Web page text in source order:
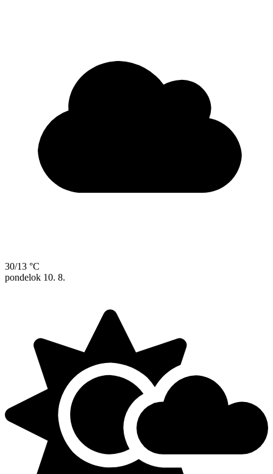
30/13 °C
pondelok 10. 8.